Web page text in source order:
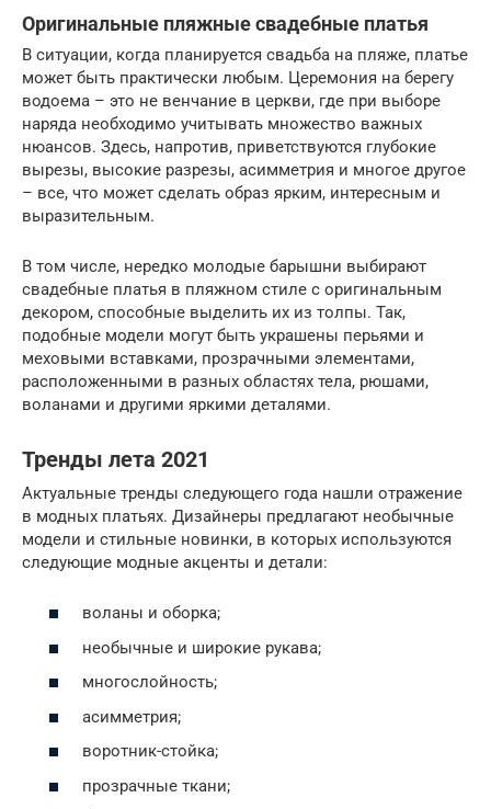
Оригинальные пляжные свадебные платья
В ситуации, когда планируется свадьба на пляже, платье
может быть практически любым. Церемония на берегу
водоема – это не венчание в церкви, где при выборе
наряда необходимо учитывать множество важных
нюансов. Здесь, напротив, приветствуются глубокие
вырезы, высокие разрезы, асимметрия и многое другое
– все, что может сделать образ ярким, интересным и
выразительным.
В том числе, нередко молодые барышни выбирают
свадебные платья в пляжном стиле с оригинальным
декором, способные выделить их из толпы. Так,
подобные модели могут быть украшены перьями и
меховыми вставками, прозрачными элементами,
расположенными в разных областях тела, рюшами,
воланами и другими яркими деталями.
Тренды лета 2021
Актуальные тренды следующего года нашли отражение
в модных платьях. Дизайнеры предлагают необычные
модели и стильные новинки, в которых используются
следующие модные акценты и детали:
воланы и оборка;
необычные и широкие рукава;
многослойность;
асимметрия;
воротник-стойка;
прозрачные ткани;